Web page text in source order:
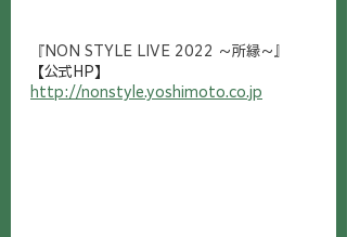
『NON STYLE LIVE 2022 ～所縁～』
【公式HP】
http://nonstyle.yoshimoto.co.jp